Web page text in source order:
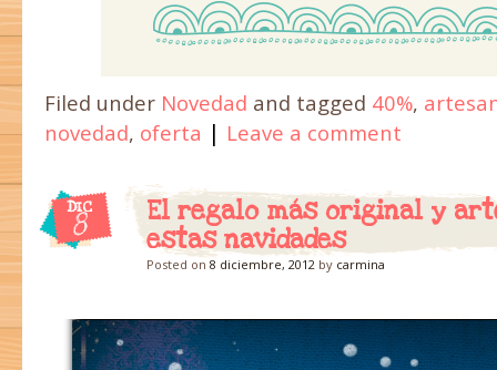
Filed under Novedad and tagged 40%,
novedad, oferta | Leave a comment
DIC
8
El regalo más original y
estas navidades
Posted on 8 diciembre, 2012 by carmina